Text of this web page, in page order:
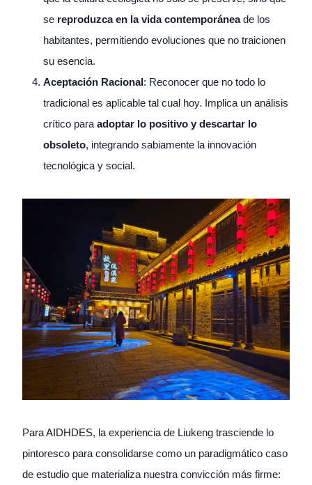
se reproduzca en la vida contemporáneade los
habitantes, permitiendo evoluciones que no traicionen
su esencia.
Aceptación Racional: Reconocer que no todo lo
tradicional es aplicable tal cual hoy. Implica un análisis
crítico para adoptar lo positivo y descartar lo
obsoleto, integrando sabiamente la innovación
tecnológica y social.
Para AIDHDES, la experiencia de Liukeng trasciende lo
pintoresco para consolidarse como un paradigmático caso
de estudio que materializa nuestra convicción más firme: